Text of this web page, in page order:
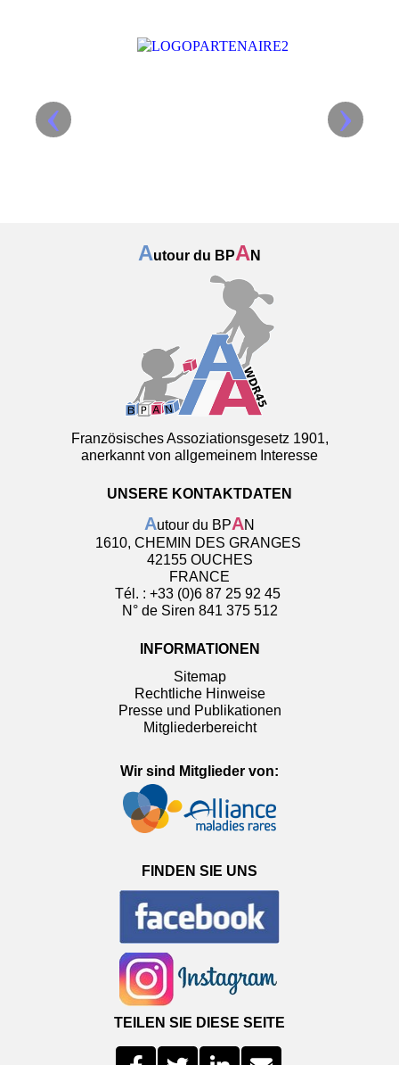
‹ ›
Autour du BPAN
Französisches Assoziationsgesetz 1901,
anerkannt von allgemeinem Interesse
UNSERE KONTAKTDATEN
Autour du BPAN
1610, CHEMIN DES GRANGES
42155 OUCHES
FRANCE
Tél. : +33 (0)6 87 25 92 45
N° de Siren 841 375 512
INFORMATIONEN
Sitemap
Rechtliche Hinweise
Presse und Publikationen
Mitgliederbereicht
Wir sind Mitglieder von:
FINDEN SIE UNS
TEILEN SIE DIESE SEITE